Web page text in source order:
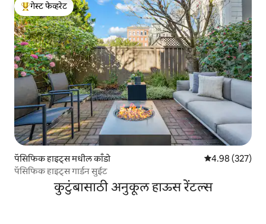
टॉप गेस्ट फेव्हरेट
गेस्ट फेव्हरेट
पॅसिफिक हाइट्स मधील काँडो 5 पैकी 4.98
4.98 (327)
पॅसिफिक हाइट्स गार्डन सुईट
कुटुंबासाठी अनुकूल हाऊस रेंटल्स